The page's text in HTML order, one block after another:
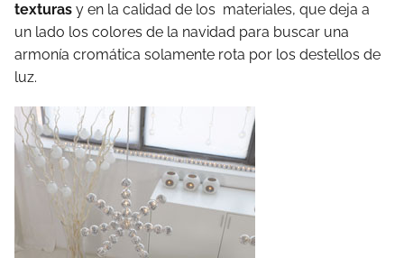
texturas y en la calidad de los materiales, que deja a
un lado los colores de la navidad para buscar una
armonía cromática solamente rota por los destellos de
luz.